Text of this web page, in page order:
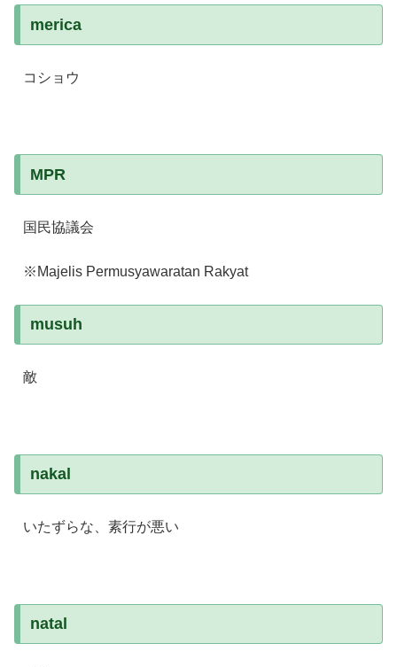
merica
コショウ
MPR
国民協議会
※Majelis Permusyawaratan Rakyat
musuh
敵
nakal
いたずらな、素行が悪い
natal